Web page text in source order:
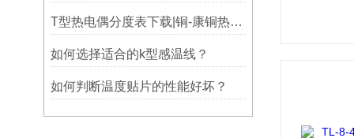
T型热电偶分度表下载|铜-康铜热电偶分度表下载
如何选择适合的k型感温线？
如何判断温度贴片的性能好坏？